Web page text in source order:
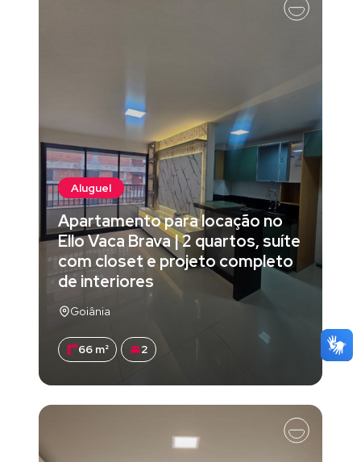
Aluguel
Apartamento para locação no
Ello Vaca Brava | 2 quartos, suíte
com closet e projeto completo
de interiores
Goiânia
66 m² 2